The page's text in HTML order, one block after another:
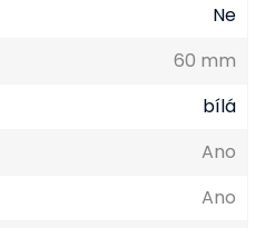
Ne
60 mm
bílá
Ano
Ano